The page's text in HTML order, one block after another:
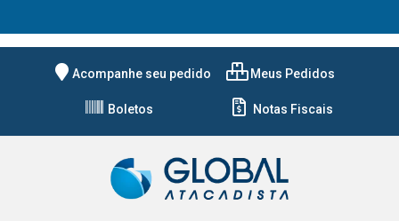
Acompanhe seu pedido Meus Pedidos
Boletos Notas Fiscais